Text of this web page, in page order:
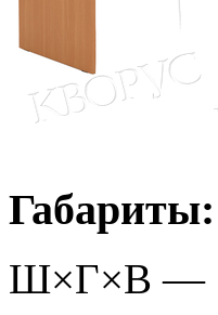
Габариты:
Ш×Г×В —